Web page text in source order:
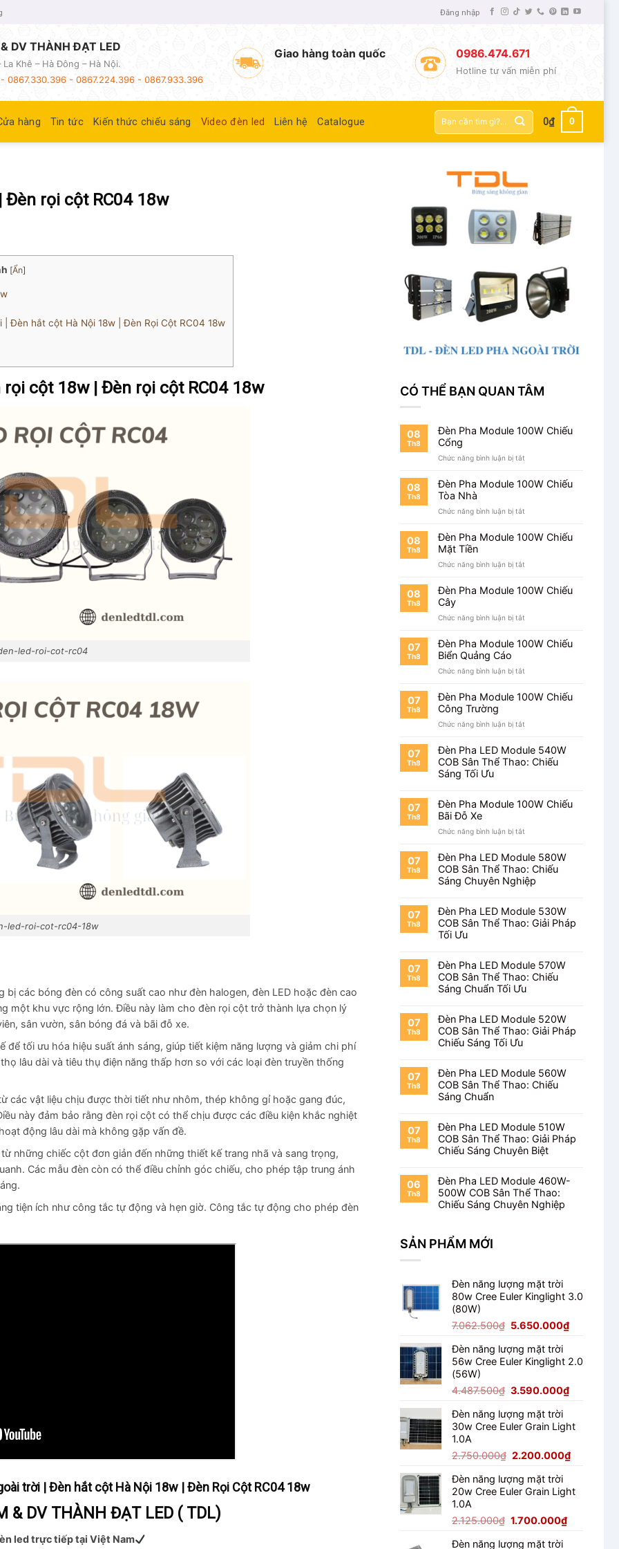
Đăng nhập
DV THÀNH ĐẠT LED
Khê – Hà Đông – Hà Nội.
0867.330.396 - 0867.224.396 - 0867.933.396
Giao hàng toàn quốc 0986.474.671
Hotline tư vấn miễn phí
hàng Tin tức Kiến thức chiếu sáng Video đèn led Liên hệ Catalogue
Tìm
kiếm:
0₫ 0
rọi cột RC04 18w
[Ẩn]
hắt cột Hà Nội 18w | Đèn Rọi Cột RC04 18w
cột 18w | Đèn rọi cột RC04 18w
led-roi-cot-rc04
led-roi-cot-rc04-18w
các bóng đèn có công suất cao như đèn halogen, đèn LED hoặc đèn cao
một khu vực rộng lớn. Điều này làm cho đèn rọi cột trở thành lựa chọn lý
sân vườn, sân bóng đá và bãi đỗ xe.
tối ưu hóa hiệu suất ánh sáng, giúp tiết kiệm năng lượng và giảm chi phí
lâu dài và tiêu thụ điện năng thấp hơn so với các loại đèn truyền thống
các vật liệu chịu được thời tiết như nhôm, thép không gỉ hoặc gang đúc,
này đảm bảo rằng đèn rọi cột có thể chịu được các điều kiện khắc nghiệt
động lâu dài mà không gặp vấn đề.
những chiếc cột đơn giản đến những thiết kế trang nhã và sang trọng,
Các mẫu đèn còn có thể điều chỉnh góc chiếu, cho phép tập trung ánh
tiện ích như công tắc tự động và hẹn giờ. Công tắc tự động cho phép đèn
trời | Đèn hắt cột Hà Nội 18w | Đèn Rọi Cột RC04 18w
& DV THÀNH ĐẠT LED ( TDL)
led trực tiếp tại Việt Nam
CÓ THỂ BẠN QUAN TÂM
08
Th8
Đèn Pha Module 100W Chiếu
Cổng
Chức năng bình luận bị tắt
Pha
Module
08
Th8
Đèn Pha Module 100W Chiếu
Tòa Nhà
Chức năng bình luận bị tắt
Pha
Module
Nhà
08
Th8
Đèn Pha Module 100W Chiếu
Mặt Tiền
Chức năng bình luận bị tắt
Pha
Module
Tiền
08
Th8
Đèn Pha Module 100W Chiếu
Cây
Chức năng bình luận bị tắt
Pha
Module
07
Th8
Đèn Pha Module 100W Chiếu
Biển Quảng Cáo
Chức năng bình luận bị tắt
Pha
Module
Quảng
Cáo
07
Th8
Đèn Pha Module 100W Chiếu
Công Trường
Chức năng bình luận bị tắt
Pha
Module
100W
Trường
07
Th8
Đèn Pha LED Module 540W
COB Sân Thể Thao: Chiếu
Sáng Tối Ưu
07
Th8
Đèn Pha Module 100W Chiếu
Bãi Đỗ Xe
Chức năng bình luận bị tắt
Pha
Module
100W
Chiếu
Đỗ
Xe
07
Th8
Đèn Pha LED Module 580W
COB Sân Thể Thao: Chiếu
Sáng Chuyên Nghiệp
07
Th8
Đèn Pha LED Module 530W
COB Sân Thể Thao: Giải Pháp
Tối Ưu
07
Th8
Đèn Pha LED Module 570W
COB Sân Thể Thao: Chiếu
Sáng Chuẩn Tối Ưu
07
Th8
Đèn Pha LED Module 520W
COB Sân Thể Thao: Giải Pháp
Chiếu Sáng Tối Ưu
07
Th8
Đèn Pha LED Module 560W
COB Sân Thể Thao: Chiếu
Sáng Chuẩn
07
Th8
Đèn Pha LED Module 510W
COB Sân Thể Thao: Giải Pháp
Chiếu Sáng Chuyên Biệt
06
Th8
Đèn Pha LED Module 460W-
500W COB Sân Thể Thao:
Chiếu Sáng Chuyên Nghiệp
SẢN PHẨM MỚI
Đèn năng lượng mặt trời
80w Cree Euler Kinglight 3.0
(80W)
7.062.500₫ Giá
là:
7.062.500₫.
5.650.000₫Giá
là:
Đèn năng lượng mặt trời
56w Cree Euler Kinglight 2.0
(56W)
4.487.500₫ Giá
là:
4.487.500₫.
3.590.000₫Giá
là:
Đèn năng lượng mặt trời
30w Cree Euler Grain Light
1.0A
2.750.000₫ Giá
là:
2.750.000₫.
2.200.000₫Giá
là:
Đèn năng lượng mặt trời
20w Cree Euler Grain Light
1.0A
2.125.000₫ Giá
là:
1.700.000₫Giá
Đèn năng lượng mặt trời